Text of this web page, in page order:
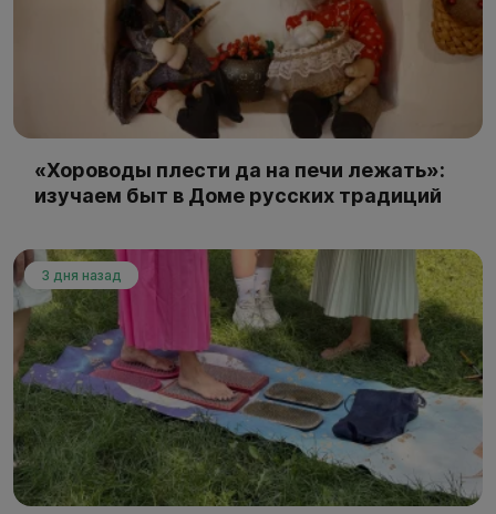
«Хороводы плести да на печи лежать»:
изучаем быт в Доме русских традиций
3 дня назад